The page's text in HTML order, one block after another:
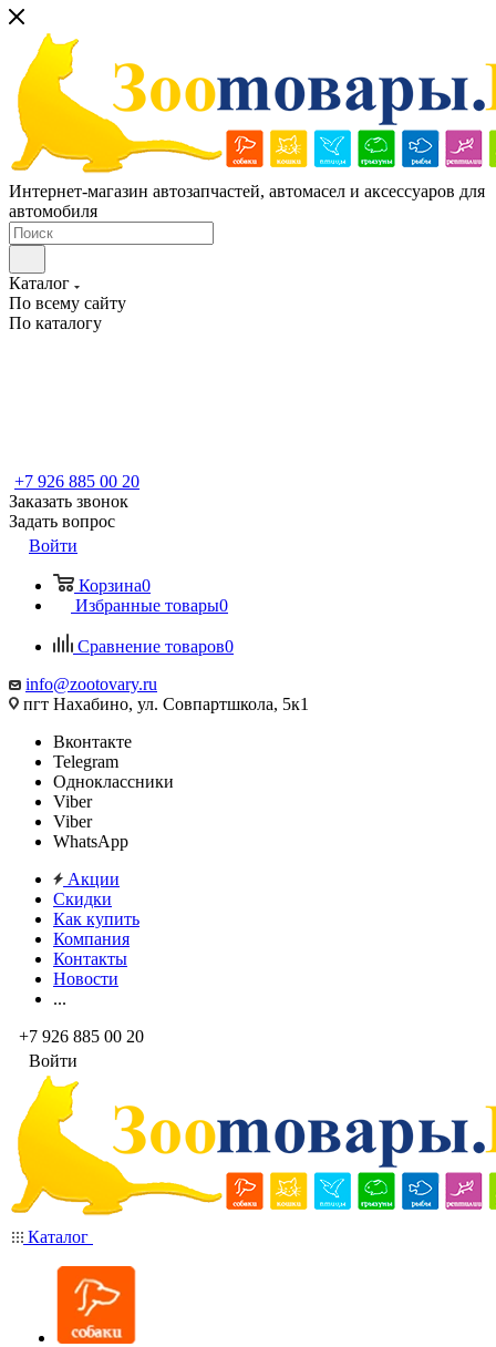
Интернет-магазин автозапчастей, автомасел и аксессуаров для
автомобиля
Каталог
По всему сайту
По каталогу
+7 926 885 00 20
Заказать звонок
Задать вопрос
Войти
Корзина0
Избранные товары0
Сравнение товаров0
info@zootovary.ru
пгт Нахабино, ул. Совпартшкола, 5к1
Вконтакте
Telegram
Одноклассники
Viber
Viber
WhatsApp
Акции
Скидки
Как купить
Компания
Контакты
Новости
...
+7 926 885 00 20
Войти
Каталог